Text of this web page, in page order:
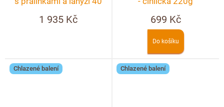
ks + možnost
personalizace
1 935 Kč 699 Kč
Do košíku
Chlazené balení Chlazené balení